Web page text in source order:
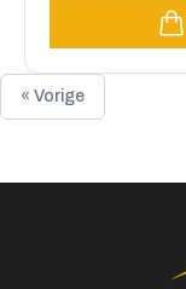
« Vorige